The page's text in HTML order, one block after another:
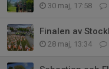
30 maj, 17:58
28 maj, 13:34